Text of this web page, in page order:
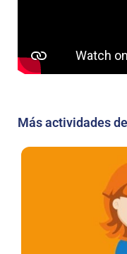
Más actividades